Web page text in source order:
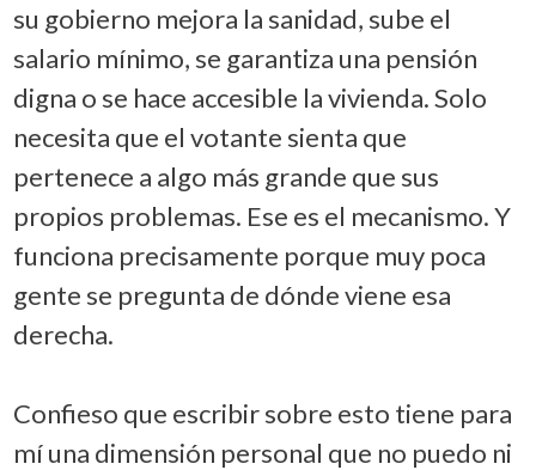
su gobierno mejora la sanidad, sube el
salario mínimo, se garantiza una pensión
digna o se hace accesible la vivienda. Solo
necesita que el votante sienta que
pertenece a algo más grande que sus
propios problemas. Ese es el mecanismo. Y
funciona precisamente porque muy poca
gente se pregunta de dónde viene esa
derecha.
Confieso que escribir sobre esto tiene para
mí una dimensión personal que no puedo ni